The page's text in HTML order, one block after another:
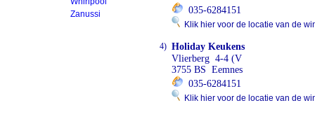
Zanussi
035-6284151
Klik hier voor de locatie van de
4) Holiday Keukens
Vlierberg 4-4 (V
3755 BS Eemnes
035-6284151
Klik hier voor de locatie van de